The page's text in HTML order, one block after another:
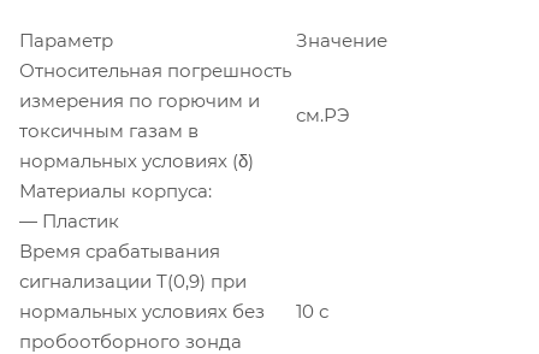
Параметр
Значение
Относительная погрешность
измерения по горючим и
токсичным газам в
нормальных условиях (δ)
см.РЭ
Материалы корпуса:
— Пластик
Время срабатывания
сигнализации Т(0,9) при
нормальных условиях без
пробоотборного зонда
10 с